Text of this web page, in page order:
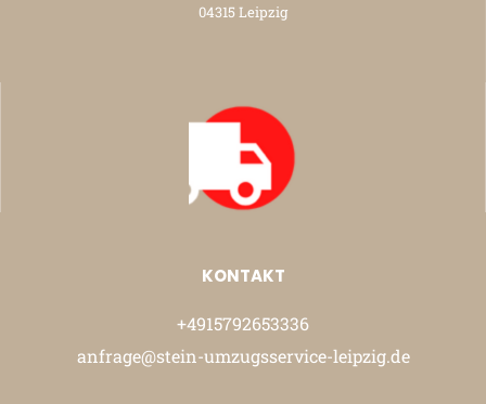
04315 Leipzig
KONTAKT
+4915792653336
anfrage@stein-umzugsservice-leipzig.de